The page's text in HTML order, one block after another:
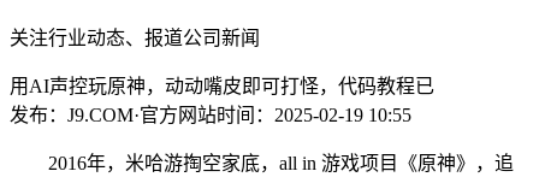
关注行业动态、报道公司新闻
用AI声控玩原神，动动嘴皮即可打怪，代码教程已
发布：J9.COM·官方网站时间：2025-02-19 10:55
2016年，米哈游掏空家底，all in 游戏项目《原神》，追